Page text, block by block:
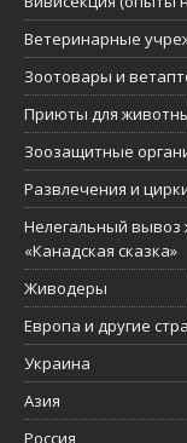
Ветеринарные
Зоотовары и
Приюты для
Зоозащитные
Развлечения и
Нелегальный вывоз
«Канадская сказка»
Живодеры
Европа и другие
Украина
Азия
Россия